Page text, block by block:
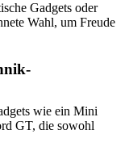
Gadgets oder
Wahl, um Freude
wie ein Mini
GT, die sowohl